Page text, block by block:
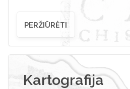
PERŽIŪRĖTI
Kartografija